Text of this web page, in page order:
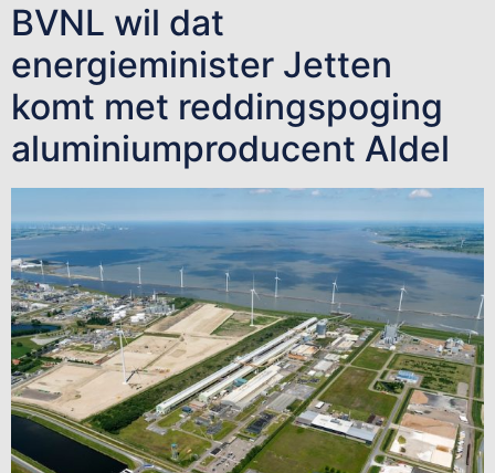
BVNL wil dat
energieminister Jetten
komt met reddingspoging
aluminiumproducent Aldel